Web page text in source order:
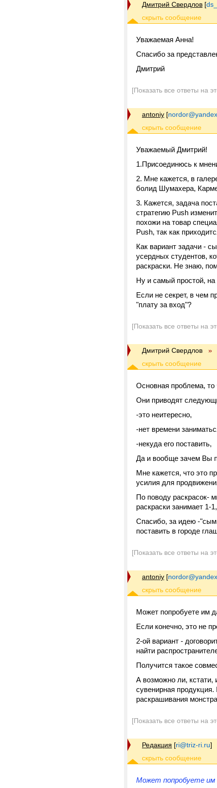
Дмитрий Свердлов [
Уважаемая Анна!
Спасибо за
Дмитрий
[Показать все ответы на
antoniy [
Уважаемый Дмитрий!
1.Присоединюсь к
2. Мне кажется, в
болид Шумахера,
3. Кажется, задача
стратегию Push
похожи на товар
Push, так как
Как вариант задачи -
усердных студентов,
раскраски. Не знаю,
Ну и самый простой, на
Если не секрет, в чем
"плату за вход"?
[Показать все ответы на
Дмитрий Свердлов »
Основная проблема, то
Они приводят
-это неитересно,
-нет времени
-некуда его поставить,
Да и вообще зачем Вы
Мне кажется, что это
усилия для
По поводу раскрасок-
раскраски занимает 1-
Спасибо, за идею -
поставить в городе
[Показать все ответы на
antoniy [
Может попробуете им
Если конечно, это не
2-ой вариант -
найти
Получится такое
А возможно ли, кстати,
сувенирная продукция.
раскрашивания
[Показать все ответы на
Редакция [ri@triz-ri.ru]
Может попробуете им